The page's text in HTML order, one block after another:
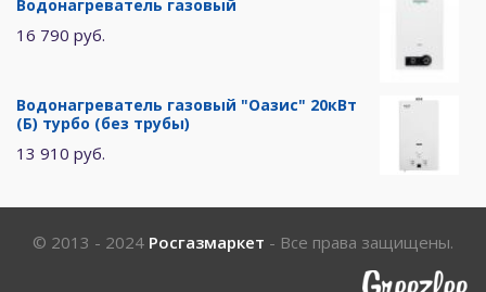
Водонагреватель газовый
16 790 руб.
Водонагреватель газовый "Оазис" 20кВт
(Б) турбо (без трубы)
13 910 руб.
© 2013 - 2024 Росгазмаркет - Все права защищены.